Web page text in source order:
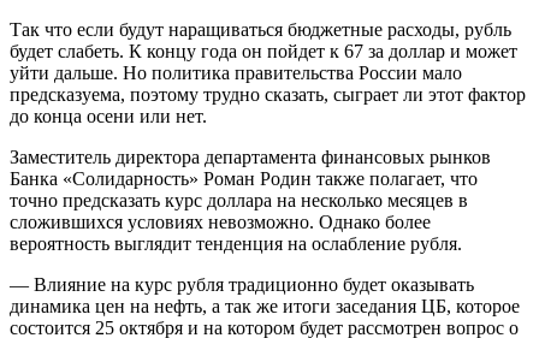
Так что если будут наращиваться бюджетные расходы, рубль
будет слабеть. К концу года он пойдет к 67 за доллар и может
уйти дальше. Но политика правительства России мало
предсказуема, поэтому трудно сказать, сыграет ли этот фактор
до конца осени или нет.
Заместитель директора департамента финансовых рынков
Банка «Солидарность» Роман Родин также полагает, что
точно предсказать курс доллара на несколько месяцев в
сложившихся условиях невозможно. Однако более
вероятность выглядит тенденция на ослабление рубля.
— Влияние на курс рубля традиционно будет оказывать
динамика цен на нефть, а так же итоги заседания ЦБ, которое
состоится 25 октября и на котором будет рассмотрен вопрос о